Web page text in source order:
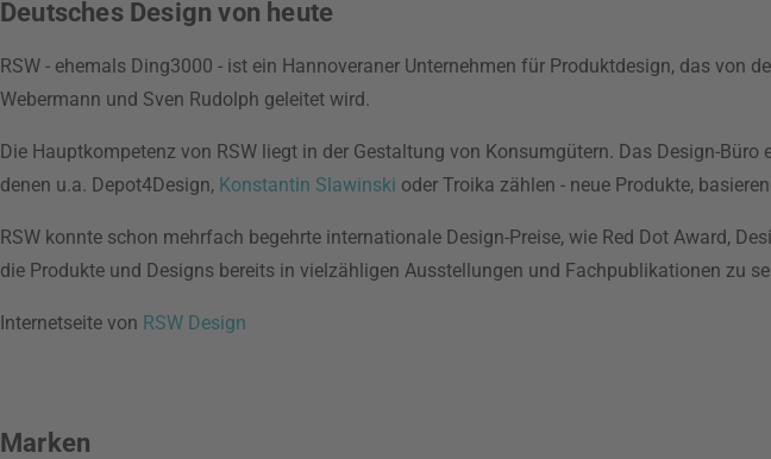
Deutsches Design von heute
RSW - ehemals Ding3000 - ist ein Hannoveraner Unternehmen für Produktdesign, das von
Webermann und Sven Rudolph geleitet wird.
Die Hauptkompetenz von RSW liegt in der Gestaltung von Konsumgütern. Das Design-
denen u.a. Depot4Design, Konstantin Slawinski oder Troika zählen - neue Produkte,
RSW konnte schon mehrfach begehrte internationale Design-Preise, wie Red Dot Award,
die Produkte und Designs bereits in vielzähligen Ausstellungen und Fachpublikationen zu
Internetseite von RSW Design
Marken